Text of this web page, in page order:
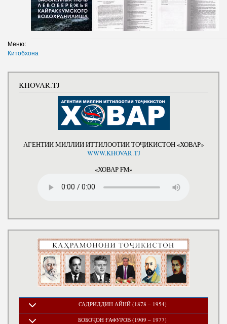
Меню:
Китобхона
KHOVAR.TJ
АГЕНТИИ МИЛЛИИ ИТТИЛООТИИ ТОҶИКИСТОН «ХОВАР»
WWW.KHOVAR.TJ
«ХОВАР FM»
САДРИДДИН АЙНӢ (1878 – 1954)
БОБОҶОН ҒАФУРОВ (1909 – 1977)